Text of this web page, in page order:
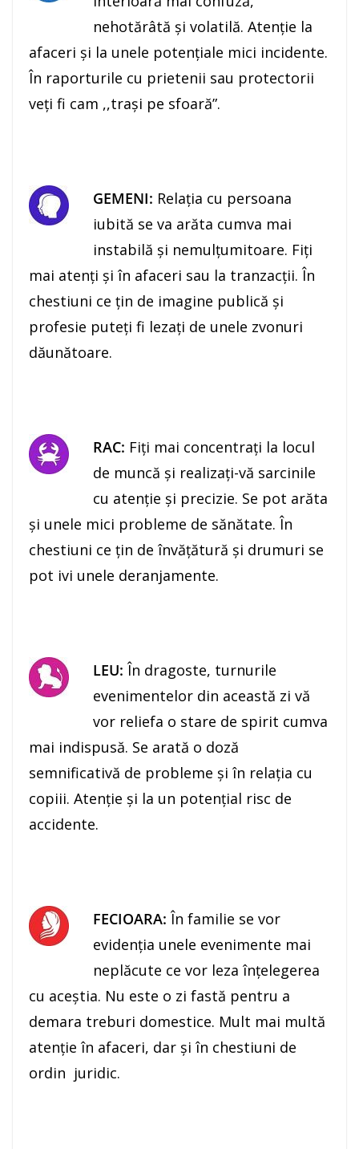
nehotărâtă şi volatilă. Atenţie la
afaceri şi la unele potenţiale mici incidente.
În raporturile cu prietenii sau protectorii
veţi fi cam ,,traşi pe sfoară”.
GEMENI: Relaţia cu persoana
iubită se va arăta cumva mai
instabilă şi nemulţumitoare. Fiţi
mai atenţi şi în afaceri sau la tranzacţii. În
chestiuni ce ţin de imagine publică şi
profesie puteţi fi lezaţi de unele zvonuri
dăunătoare.
RAC: Fiţi mai concentraţi la locul
de muncă şi realizaţi-vă sarcinile
cu atenţie şi precizie. Se pot arăta
şi unele mici probleme de sănătate. În
chestiuni ce ţin de învăţătură şi drumuri se
pot ivi unele deranjamente.
LEU: În dragoste, turnurile
evenimentelor din această zi vă
vor reliefa o stare de spirit cumva
mai indispusă. Se arată o doză
semnificativă de probleme şi în relaţia cu
copiii. Atenţie şi la un potenţial risc de
accidente.
FECIOARA: În familie se vor
evidenţia unele evenimente mai
neplăcute ce vor leza înţelegerea
cu aceştia. Nu este o zi fastă pentru a
demara treburi domestice. Mult mai multă
atenţie în afaceri, dar şi în chestiuni de
ordin juridic.